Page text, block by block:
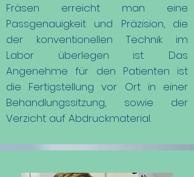
Fräsen erreicht man eine
Passgenauigkeit und Präzision, die
der konventionellen Technik im
Labor überlegen ist. Das
Angenehme für den Patienten ist
die Fertigstellung vor Ort in einer
Behandlungssitzung, sowie der
Verzicht auf Abdruckmaterial.